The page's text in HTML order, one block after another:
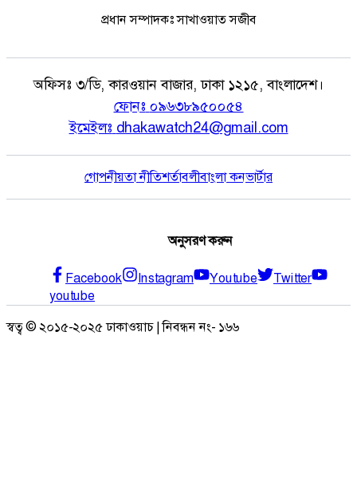
প্রধান সম্পাদকঃ সাখাওয়াত সজীব
অফিসঃ ৩/ডি, কারওয়ান বাজার, ঢাকা ১২১৫, বাংলাদেশ।
ফোনঃ ০৯৬৩৮৯৫০০৫৪
ইমেইলঃ dhakawatch24@gmail.com
গোপনীয়তা নীতিশর্তাবলীবাংলা কনভার্টার
অনুসরণ করুন
Facebook Instagram Youtube
Twitter
youtube
স্বত্ব © ২০১৫-২০২৫ ঢাকাওয়াচ | নিবন্ধন নং- ১৬৬